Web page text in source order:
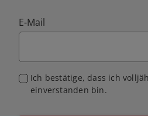
E-Mail
Ich bestätige, dass ich
einverstanden bin.